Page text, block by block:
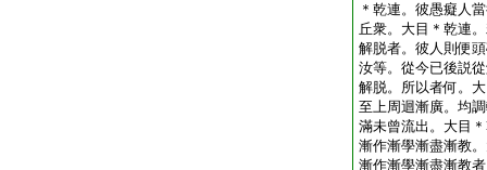
＊乾連。彼愚癡人
丘衆。大目＊乾連
解脱者。彼人則便
汝等。從今已後説
解脱。所以者何。
至上周迴漸廣。均
滿未曾流出。大目
漸作漸學漸盡漸教
漸作漸學漸盡漸教